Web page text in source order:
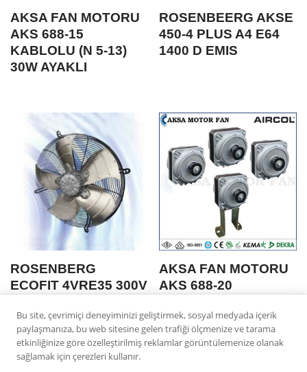
AKSA FAN MOTORU
AKS 688-15
KABLOLU (N 5-13)
30W AYAKLI
ROSENBEERG AKSE
450-4 PLUS A4 E64
1400 D EMIS
ROSENBERG
ECOFIT 4VRE35 300V
EMIS 1400 DEVIR
AKSA FAN MOTORU
AKS 688-20
50W
Bu site, çevrimiçi deneyiminizi geliştirmek, sosyal medyada içerik
paylaşmanıza, bu web sitesine gelen trafiği ölçmenize ve tarama
etkinliğinize göre özelleştirilmiş reklamlar görüntülemenize olanak
sağlamak için çerezleri kullanır.